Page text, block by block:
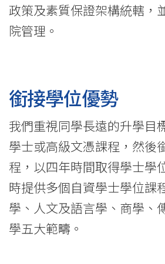
國
學
院
香
港
浸
會
政策及素質保證架構統轄，
院管理。
銜接學位優勢
我們重視同學長遠的升學目
學士或高級文憑課程，然後
程，以四年時間取得學士學
時提供多個自資學士學位課
學、人文及語言學、商學、
學五大範疇。